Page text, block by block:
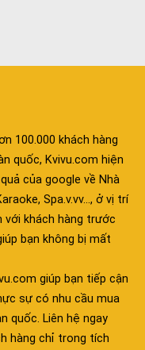
100.000 khách hàng
quốc, Kvivu.com hiện
của google về Nhà
Spa.v.vv..., ở vị trí
với khách hàng trước
bạn không bị mất
giúp bạn tiếp cận
sự có nhu cầu mua
quốc. Liên hệ ngay
hàng chỉ trong tích